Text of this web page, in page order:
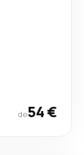
de54 €